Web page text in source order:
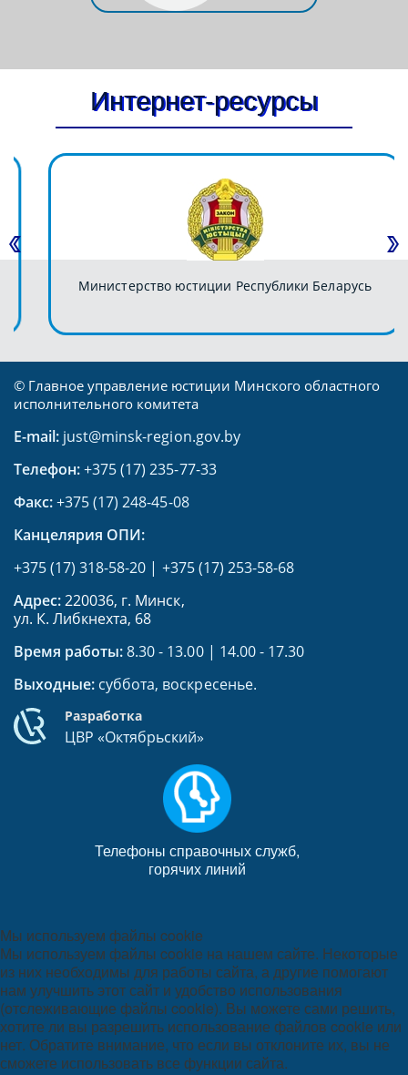
Интернет-ресурсы
Министерство юстиции Республики Беларусь
© Главное управление юстиции Минского областного
исполнительного комитета
Адрес:220036, г. Минск,
ул. К. Либкнехта, 68
Время работы:8.30 - 13.00 | 14.00 - 17.30
Выходные: суббота, воскресенье.
Разработка
ЦВР «Октябрьский»
E-mail: just@minsk-region.gov.by
Телефон:+375 (17) 235-77-33
Факс:+375 (17) 248-45-08
Канцелярия ОПИ:
+375 (17) 318-58-20 | +375 (17) 253-58-68
Телефоны справочных служб,
горячих линий
Мы используем файлы cookie
Мы используем файлы cookie на нашем сайте. Некоторые
из них необходимы для работы сайта, а другие помогают
нам улучшить этот сайт и удобство использования
(отслеживающие файлы cookie). Вы можете сами решить,
хотите ли вы разрешить использование файлов cookie или
нет. Обратите внимание, что если вы отклоните их, вы не
сможете использовать все функции сайта.